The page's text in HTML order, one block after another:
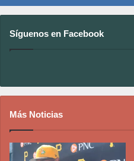
Síguenos en Facebook
Más Noticias